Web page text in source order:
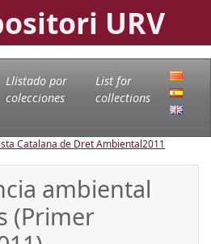
URV
Llistado por
colecciones
List for
collections
Catalana de Dret Ambiental2011
ambiental
(Primer